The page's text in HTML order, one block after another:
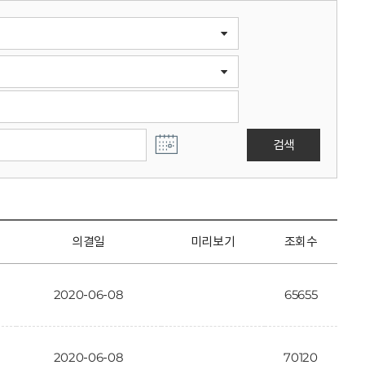
검색
의결일 미리보기 조회수
2020-06-08 65655
2020-06-08 70120